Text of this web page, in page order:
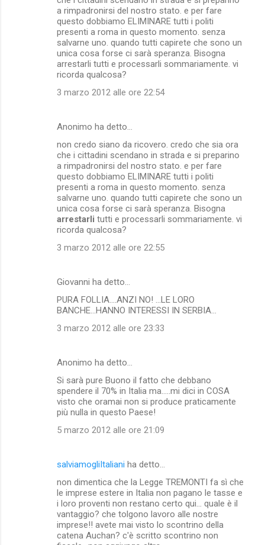
a rimpadronirsi del nostro stato. e per fare
questo dobbiamo ELIMINARE tutti i politi
presenti a roma in questo momento. senza
salvarne uno. quando tutti capirete che sono un
unica cosa forse ci sarà speranza. Bisogna
arrestarli tutti e processarli sommariamente. vi
ricorda qualcosa?
3 marzo 2012 alle ore 22:54
Anonimo ha detto…
non credo siano da ricovero. credo che sia ora
che i cittadini scendano in strada e si preparino
a rimpadronirsi del nostro stato. e per fare
questo dobbiamo ELIMINARE tutti i politi
presenti a roma in questo momento. senza
salvarne uno. quando tutti capirete che sono un
unica cosa forse ci sarà speranza. Bisogna
arrestarli tutti e processarli sommariamente. vi
ricorda qualcosa?
3 marzo 2012 alle ore 22:55
Giovanni ha detto…
PURA FOLLIA....ANZI NO! ...LE LORO
BANCHE...HANNO INTERESSI IN SERBIA...
3 marzo 2012 alle ore 23:33
Anonimo ha detto…
Si sarà pure Buono il fatto che debbano
spendere il 70% in Italia ma.....mi dici in COSA
visto che oramai non si produce praticamente
più nulla in questo Paese!
5 marzo 2012 alle ore 21:09
salviamogliItaliani ha detto…
non dimentica che la Legge TREMONTI fa sì che
le imprese estere in Italia non pagano le tasse e
i loro proventi non restano certo qui... quale è il
vantaggio? che tolgono lavoro alle nostre
imprese!! avete mai visto lo scontrino della
catena Auchan? c'è scritto scontrino non